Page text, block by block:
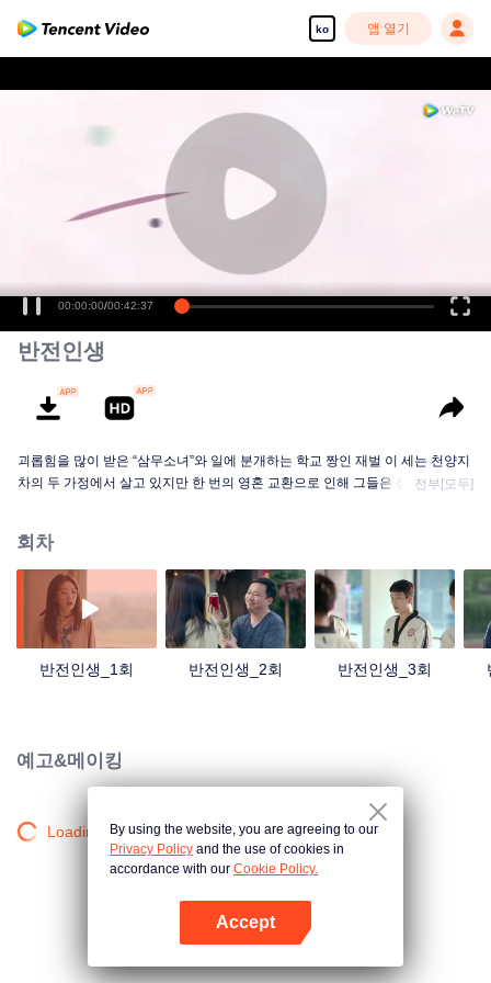
ko 앱 열기
00:00:00/00:42:37
반전인생
괴롭힘을 많이 받은 “삼무소녀”와 일에 분개하는 학교 짱인 재벌 이 세는 천양지
차의 두 가정에서 살고 있지만 한 번의 영혼 교환으로 인해 그들은 상대방에게
전부[모두]
회차
반전인생_1회 반전인생_2회 반전인생_3회
예고&메이킹
Loading…By using the website, you are agreeing to our
Privacy Policy and the use of cookies in
accordance with our Cookie Policy.
Accept